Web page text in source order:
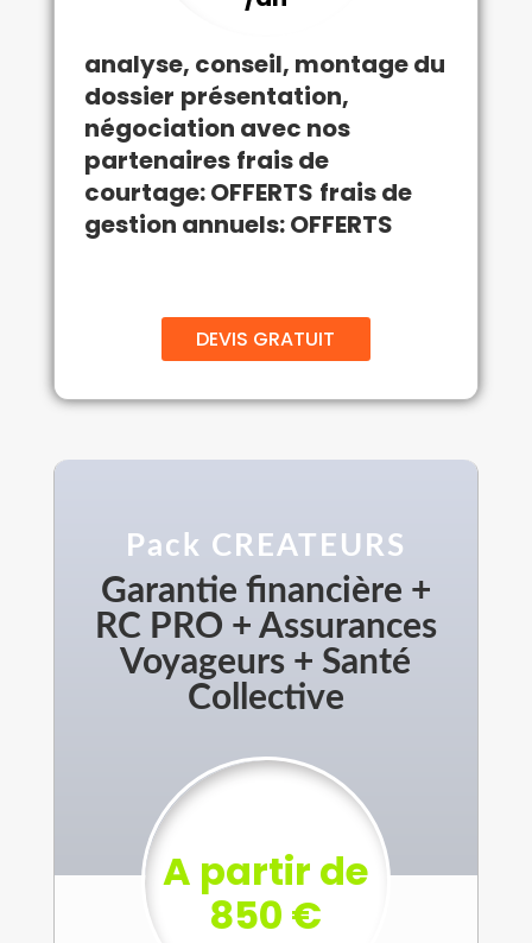
analyse, conseil, montage du
dossier présentation,
négociation avec nos
partenaires frais de
courtage: OFFERTS frais de
gestion annuels: OFFERTS
DEVIS GRATUIT
Pack CREATEURS
Garantie financière +
RC PRO + Assurances
Voyageurs + Santé
Collective
A partir de
850 €